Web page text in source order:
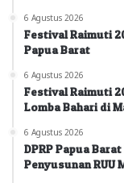
6 Agustus 2026
Festival Raimuti
Papua Barat
6 Agustus 2026
Festival Raimuti
Lomba Bahari di
6 Agustus 2026
DPRP Papua
Penyusunan RUU